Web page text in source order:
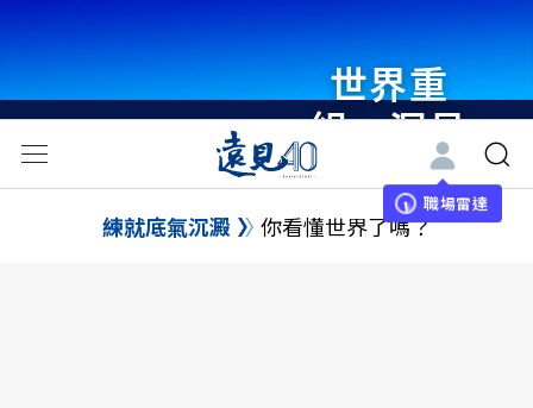
世界重
組・洞見
未來 與
世界領袖
職場雷達
練就底氣沉澱 你看懂世界了嗎？